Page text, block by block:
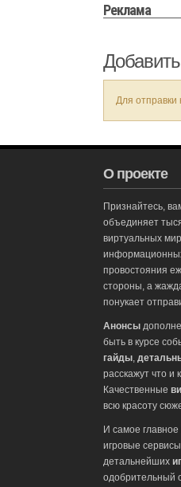
Реклама
Для
О проекте
Признайтесь,
объединяет
виртуальных
провостояния
стороны, а
понукает
Анонсы
быть в курсе
гайды
расскажут что и
Качественные
всю красоту
И самое
игровые
детальнейших
одобрительный